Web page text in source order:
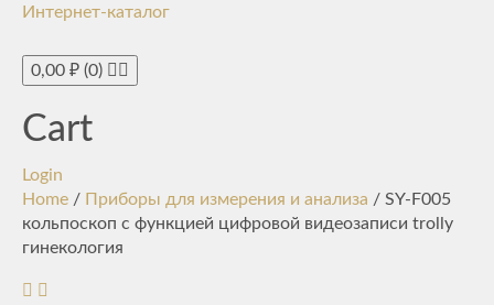
Интернет-каталог
0,00 ₽ (0)
Cart
Login
Home / Приборы для измерения и анализа / SY-F005
кольпоскоп с функцией цифровой видеозаписи trolly
гинекология